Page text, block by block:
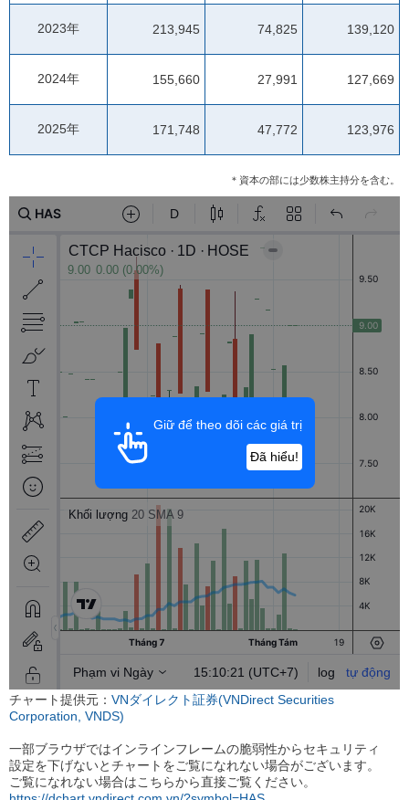
2023年 213,945 74,825 139,120
2024年 155,660 27,991 127,669
2025年 171,748 47,772 123,976
＊資本の部には少数株主持分を含む。
チャート提供元： VNダイレクト証券(VNDirect Securities
Corporation, VNDS)
一部ブラウザではインラインフレームの脆弱性からセキュリティ
設定を下げないとチャートをご覧になれない場合がございます。
ご覧になれない場合はこちらから直接ご覧ください。